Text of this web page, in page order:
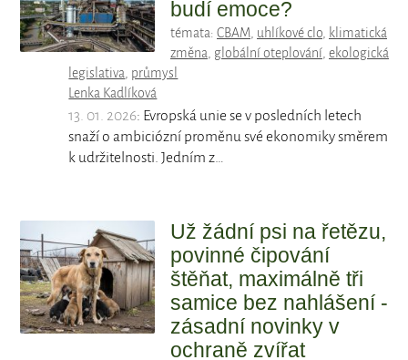
budí emoce?
témata: CBAM, uhlíkové clo, klimatická
změna, globální oteplování, ekologická
legislativa, průmysl
Lenka Kadlíková
13. 01. 2026: Evropská unie se v posledních letech
snaží o ambiciózní proměnu své ekonomiky směrem
k udržitelnosti. Jedním z…
Už žádní psi na řetězu,
povinné čipování
štěňat, maximálně tři
samice bez nahlášení -
zásadní novinky v
ochraně zvířat